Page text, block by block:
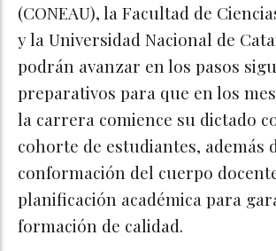
(CONEAU), la Facultad de
y la Universidad Nacional de
podrán avanzar en los pasos
preparativos para que en los
la carrera comience su dictado
cohorte de estudiantes, además
conformación del cuerpo
planificación académica para
formación de calidad.